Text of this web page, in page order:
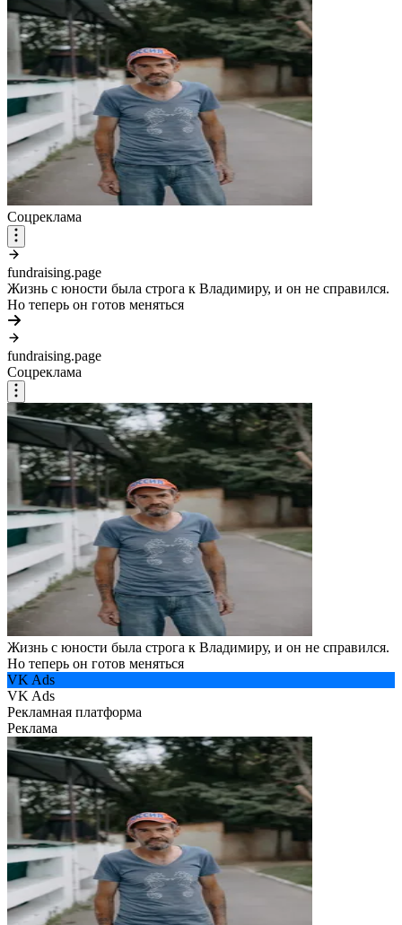
Соцреклама
fundraising.page
Жизнь с юности была строга к Владимиру, и он не справился.
Но теперь он готов меняться
fundraising.page
Соцреклама
Жизнь с юности была строга к Владимиру, и он не справился.
Но теперь он готов меняться
VK Ads
VK Ads
Рекламная платформа
Реклама